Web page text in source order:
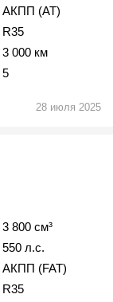
АКПП (AT)
R35
3 000 км
5
28 июля 2025
3 800 см³
550 л.с.
АКПП (FAT)
R35